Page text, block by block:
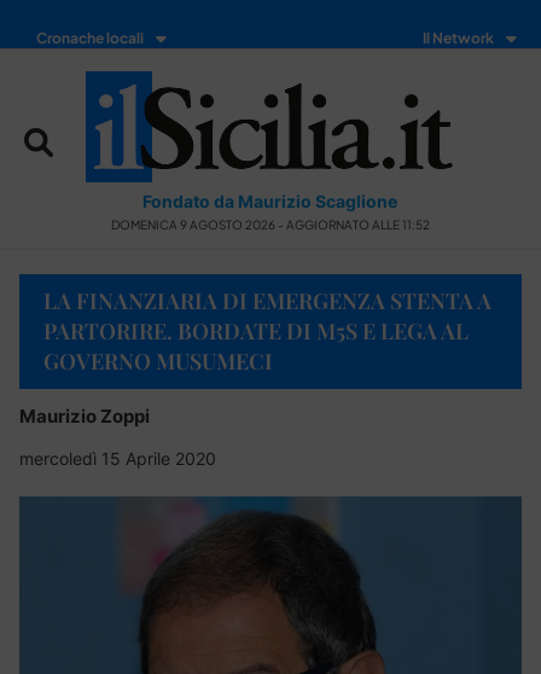
Cronache locali Il Network
Fondato da Maurizio Scaglione
DOMENICA 9 AGOSTO 2026 - AGGIORNATO ALLE 11:52
LA FINANZIARIA DI EMERGENZA STENTA A
PARTORIRE. BORDATE DI M5S E LEGA AL
GOVERNO MUSUMECI
Maurizio Zoppi
mercoledì 15 Aprile 2020